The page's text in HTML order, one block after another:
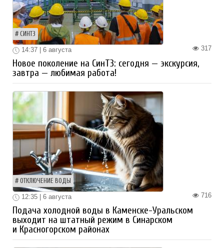
СИНТЗ
317
14:37 | 6 августа
Новое поколение на СинТЗ: сегодня — экскурсия,
завтра — любимая работа!
ОТКЛЮЧЕНИЕ ВОДЫ
716
12:35 | 6 августа
Подача холодной воды в Каменске-Уральском
выходит на штатный режим в Синарском
и Красногорском районах